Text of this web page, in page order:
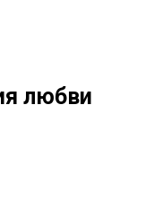
любви